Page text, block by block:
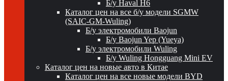
Б/у Haval H6
Каталог цен на все б/у модели SGMW
(SAIC-GM-Wuling)
Б/у электромобили Baojun
Б/у Baojun Yep (Yueya)
Б/у электромобили Wuling
Б/у Wuling Hongguang Mini EV
Каталог цен на новые авто в Китае
Каталог цен на все новые модели BYD